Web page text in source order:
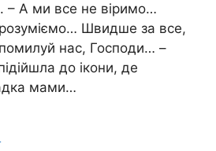
– А ми все не віримо…
Швидше за все,
нас, Господи… –
до ікони, де
мами…